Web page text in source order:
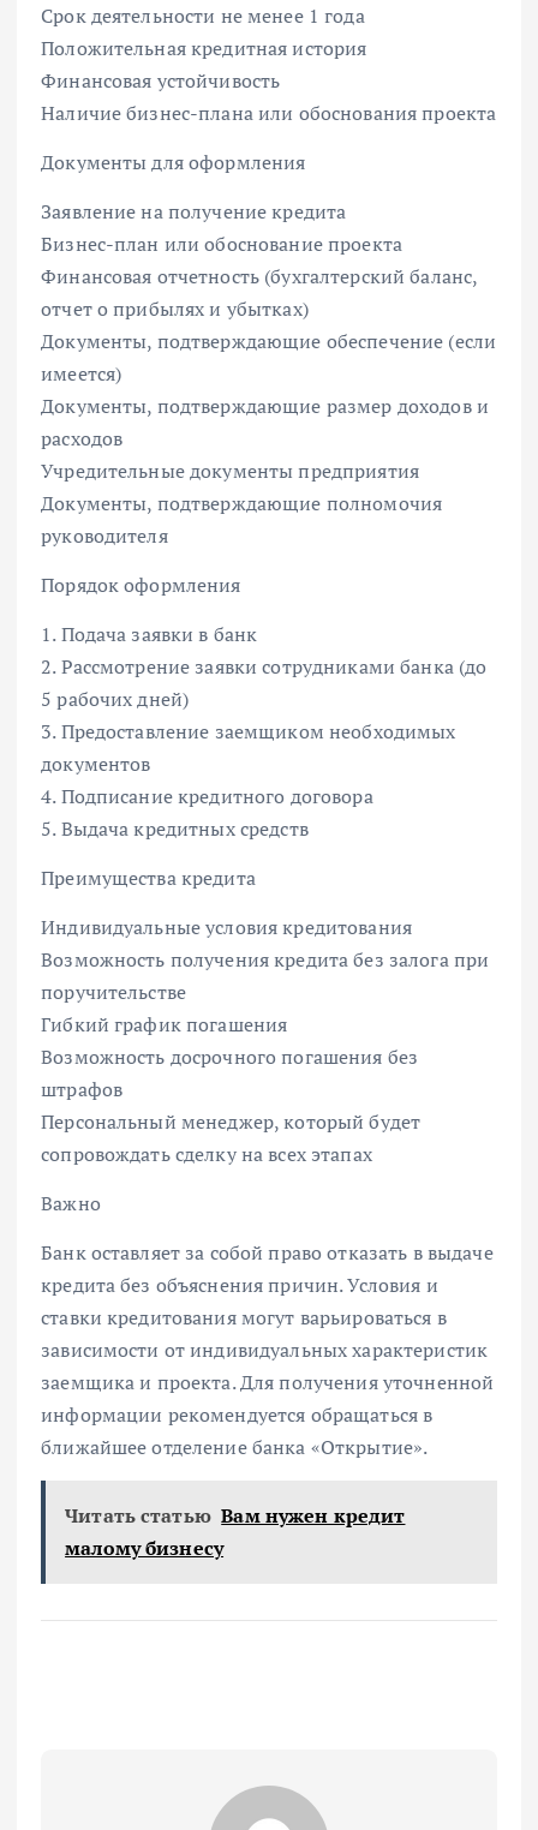
Срок деятельности не менее 1 года
Положительная кредитная история
Финансовая устойчивость
Наличие бизнес-плана или обоснования проекта
Документы для оформления
Заявление на получение кредита
Бизнес-план или обоснование проекта
Финансовая отчетность (бухгалтерский баланс,
отчет о прибылях и убытках)
Документы, подтверждающие обеспечение (если
имеется)
Документы, подтверждающие размер доходов и
расходов
Учредительные документы предприятия
Документы, подтверждающие полномочия
руководителя
Порядок оформления
1. Подача заявки в банк
2. Рассмотрение заявки сотрудниками банка (до
5 рабочих дней)
3. Предоставление заемщиком необходимых
документов
4. Подписание кредитного договора
5. Выдача кредитных средств
Преимущества кредита
Индивидуальные условия кредитования
Возможность получения кредита без залога при
поручительстве
Гибкий график погашения
Возможность досрочного погашения без
штрафов
Персональный менеджер, который будет
сопровождать сделку на всех этапах
Важно
Банк оставляет за собой право отказать в выдаче
кредита без объяснения причин. Условия и
ставки кредитования могут варьироваться в
зависимости от индивидуальных характеристик
заемщика и проекта. Для получения уточненной
информации рекомендуется обращаться в
ближайшее отделение банка «Открытие».
Читать статью Вам нужен кредит
малому бизнесу